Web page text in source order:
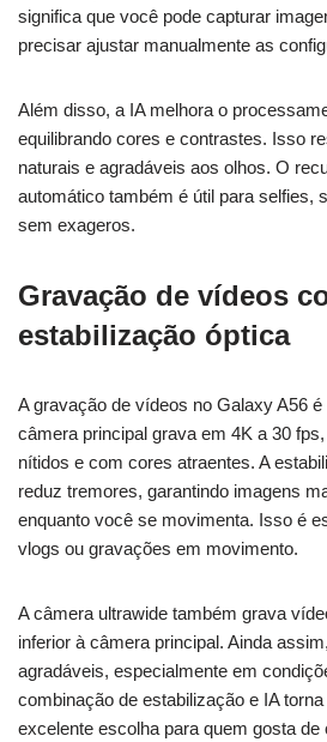
significa que você pode capturar
precisar ajustar manualmente as
Além disso, a IA melhora o
equilibrando cores e contrastes. Isso
naturais e agradáveis aos olhos. O
automático também é útil para selfies,
sem exageros.
Gravação de vídeos
estabilização óptica
A gravação de vídeos no Galaxy A56 é
câmera principal grava em 4K a 30
nítidos e com cores atraentes. A
reduz tremores, garantindo imagens
enquanto você se movimenta. Isso é
vlogs ou gravações em movimento.
A câmera ultrawide também grava
inferior à câmera principal. Ainda
agradáveis, especialmente em
combinação de estabilização e IA
excelente escolha para quem gosta